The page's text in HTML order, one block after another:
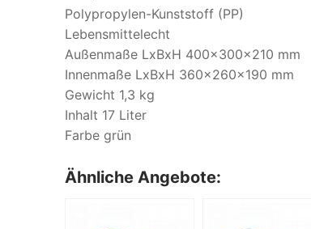
Polypropylen-Kunststoff (PP)
Lebensmittelecht
Außenmaße LxBxH 400x300x210 mm
Innenmaße LxBxH 360x260x190 mm
Gewicht 1,3 kg
Inhalt 17 Liter
Farbe grün
Ähnliche Angebote: